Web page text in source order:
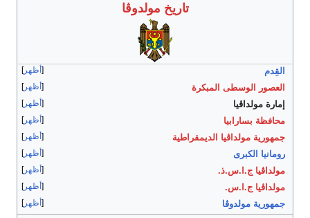
تاريخ مولدوڤا
أظهر القِدم
أظهر العصور الوسطى المبكرة
أظهر إمارة مولداڤيا
أظهر محافظة بسارابيا
أظهر جمهورية مولداڤيا الديمقراطية
أظهر رومانيا الكبرى
أظهر مولداڤيا ج.ا.س.ذ.
أظهر مولداڤيا ج.ا.س.
أظهر جمهورية مولدوڤا